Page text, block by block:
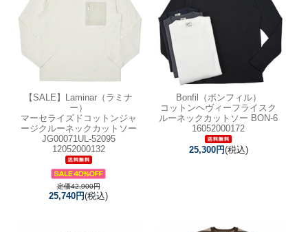
【SALE】
Laminar（ラミナ
ー）
マーセライズドコットンジャ
ージクルーネックカットソー
JG00071UL-52095
12052000132
定価42,900円
25,740円(税込)
Bonfil（ボンフィル）
コットンヘヴィーフライスク
ルーネックカットソー BON-6
16052000172
25,300円(税込)